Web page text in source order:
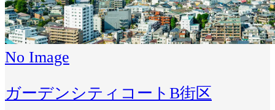
No Image
ガーデンシティコートB街区